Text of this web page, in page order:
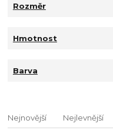
Rozměr
Hmotnost
Barva
Nejnovější Nejlevnější